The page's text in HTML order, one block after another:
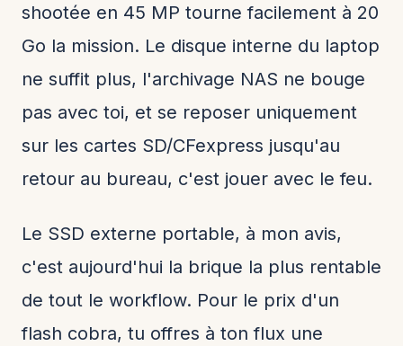
shootée en 45 MP tourne facilement à 20
Go la mission. Le disque interne du laptop
ne suffit plus, l'archivage NAS ne bouge
pas avec toi, et se reposer uniquement
sur les cartes SD/CFexpress jusqu'au
retour au bureau, c'est jouer avec le feu.
Le SSD externe portable, à mon avis,
c'est aujourd'hui la brique la plus rentable
de tout le workflow. Pour le prix d'un
flash cobra, tu offres à ton flux une